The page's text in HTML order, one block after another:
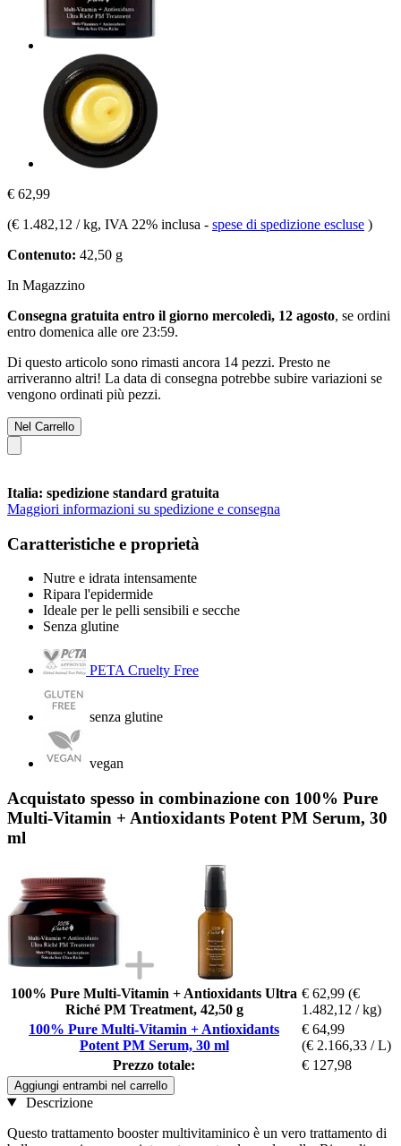
€ 62,99
(€ 1.482,12 / kg, IVA 22% inclusa - spese di spedizione escluse )
Contenuto: 42,50 g
In Magazzino
Consegna gratuita entro il giorno mercoledì, 12 agosto, se ordini
entro domenica alle ore 23:59.
Di questo articolo sono rimasti ancora 14 pezzi. Presto ne
arriveranno altri! La data di consegna potrebbe subire variazioni se
vengono ordinati più pezzi.
Nel Carrello
Italia: spedizione standard gratuita
Maggiori informazioni su spedizione e consegna
Caratteristiche e proprietà
Nutre e idrata intensamente
Ripara l'epidermide
Ideale per le pelli sensibili e secche
Senza glutine
PETA Cruelty Free
senza glutine
vegan
Acquistato spesso in combinazione con 100% Pure
Multi-Vitamin + Antioxidants Potent PM Serum, 30
ml
100% Pure Multi-Vitamin + Antioxidants Ultra
Riché PM Treatment, 42,50 g
€ 62,99 (€
1.482,12 / kg)
100% Pure Multi-Vitamin + Antioxidants
Potent PM Serum, 30 ml
€ 64,99
(€ 2.166,33 / L)
Prezzo totale:
€ 127,98
Aggiungi entrambi nel carrello
Descrizione
Questo trattamento booster multivitaminico è un vero trattamento di